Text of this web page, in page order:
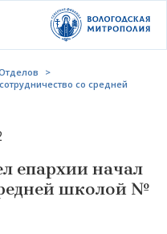
>
со средней
епархии начал
школой №